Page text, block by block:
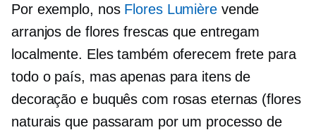
Por exemplo, nos Flores Lumièrevende
arranjos de flores frescas que entregam
localmente. Eles também oferecem frete para
todo o país, mas apenas para itens de
decoração e buquês com rosas eternas (flores
naturais que passaram por um processo de